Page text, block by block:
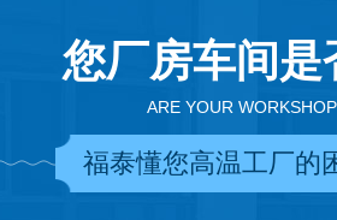
您厂房车间
ARE YOUR
福泰懂您高温工厂的